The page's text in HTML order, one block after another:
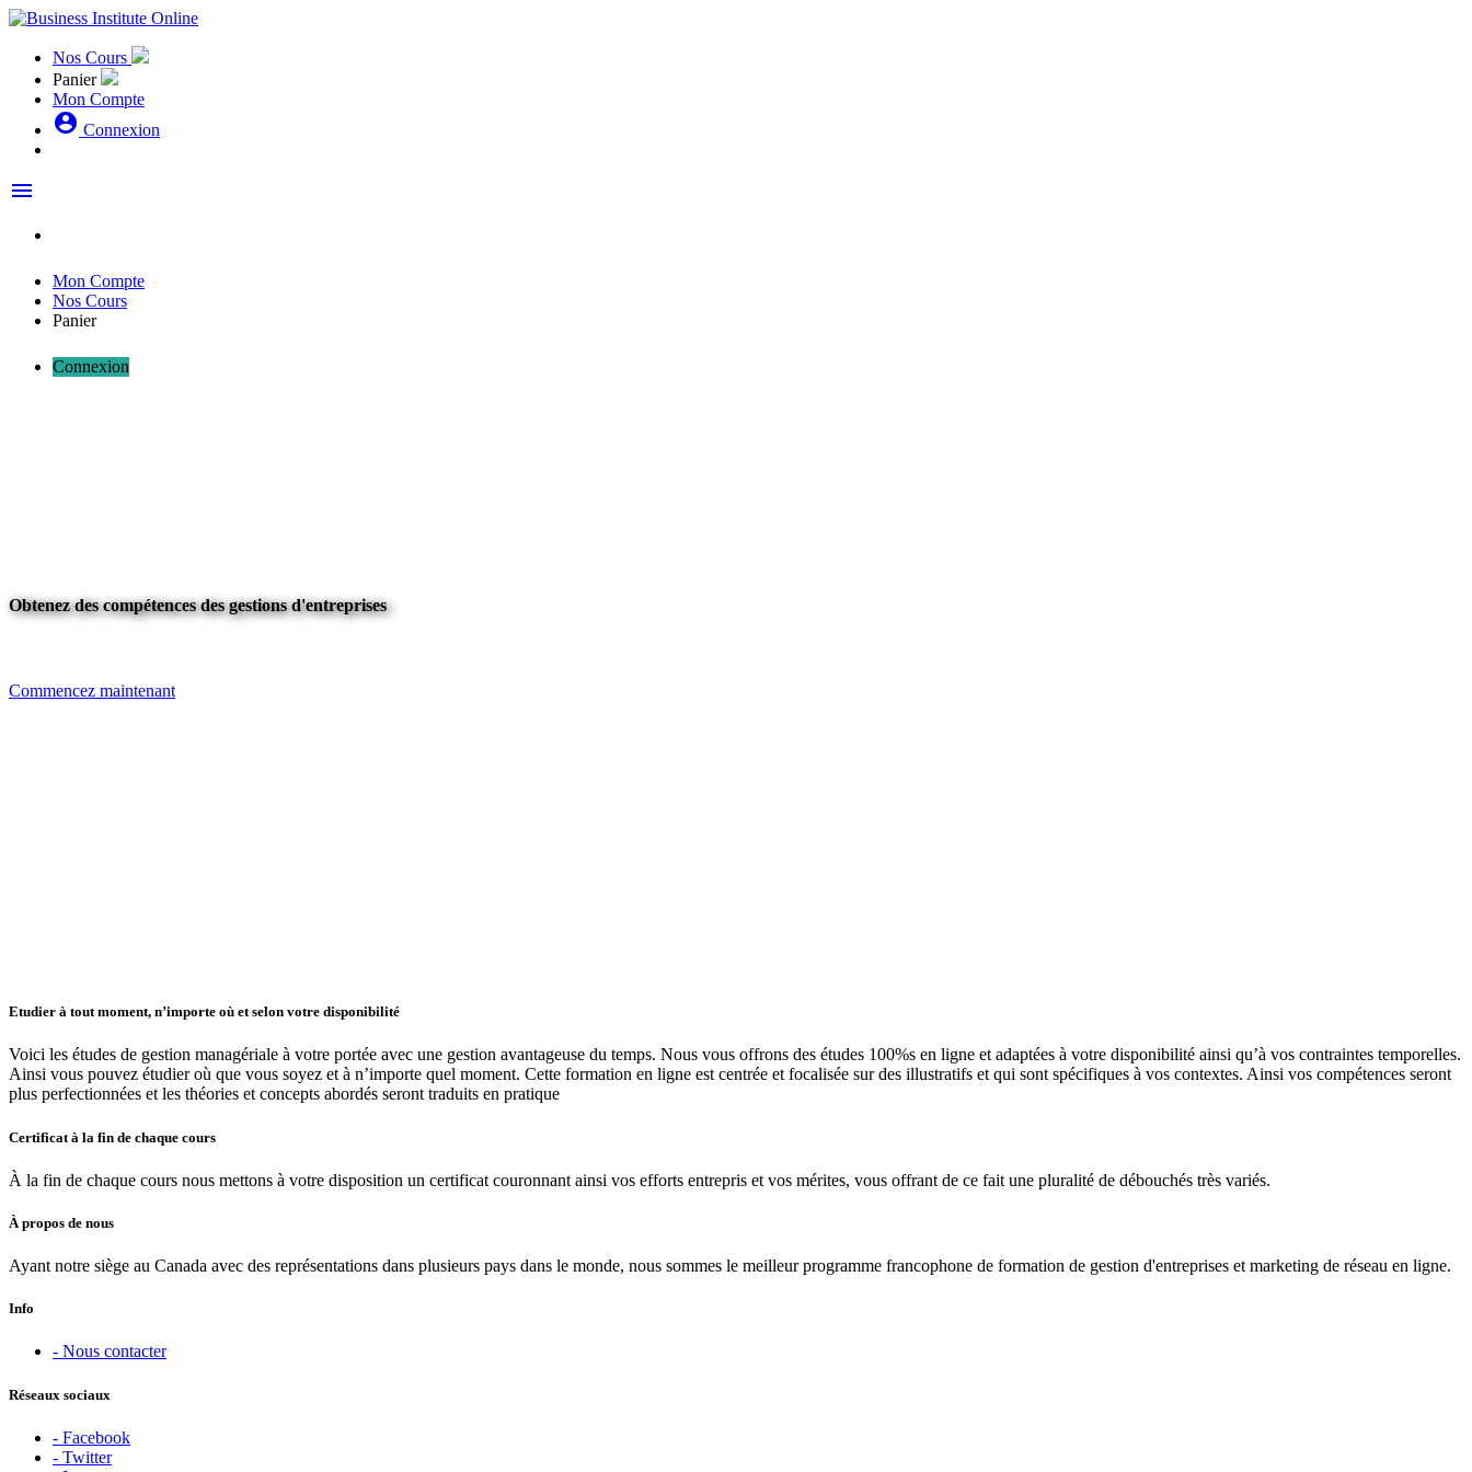
Nos Cours
Panier
Mon Compte
account_circle Connexion
menu
Mon Compte
Nos Cours
Panier
Connexion
Obtenez des compétences des gestions d'entreprises
Commencez maintenant
Etudier à tout moment, n’importe où et selon votre disponibilité
Voici les études de gestion managériale à votre portée avec une gestion avantageuse du temps. Nous vous offrons des études 100%s en ligne et adaptées à votre disponibilité ainsi qu’à vos contraintes temporelles.
Ainsi vous pouvez étudier où que vous soyez et à n’importe quel moment. Cette formation en ligne est centrée et focalisée sur des illustratifs et qui sont spécifiques à vos contextes. Ainsi vos compétences seront
plus perfectionnées et les théories et concepts abordés seront traduits en pratique
Certificat à la fin de chaque cours
À la fin de chaque cours nous mettons à votre disposition un certificat couronnant ainsi vos efforts entrepris et vos mérites, vous offrant de ce fait une pluralité de débouchés très variés.
À propos de nous
Ayant notre siège au Canada avec des représentations dans plusieurs pays dans le monde, nous sommes le meilleur programme francophone de formation de gestion d'entreprises et marketing de réseau en ligne.
Info
- Nous contacter
Réseaux sociaux
- Facebook
- Twitter